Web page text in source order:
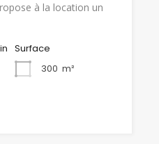
à la location un
Surface
300 m²